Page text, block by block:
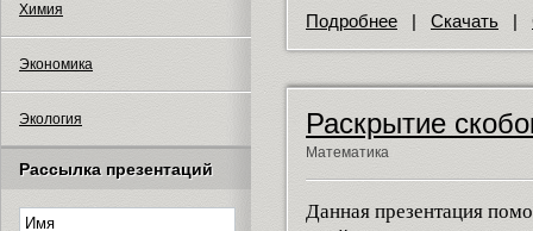
Химия
Экономика
Экология
Рассылка презентаций
Подробнее | Скачать |
Раскрытие
Математика
Данная презентация